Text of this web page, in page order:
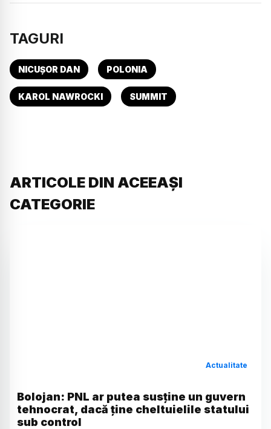
TAGURI
NICUȘOR DAN POLONIA
KAROL NAWROCKI SUMMIT
ARTICOLE DIN ACEEAȘI
CATEGORIE
Actualitate
Bolojan: PNL ar putea susține un guvern
tehnocrat, dacă ține cheltuielile statului
sub control